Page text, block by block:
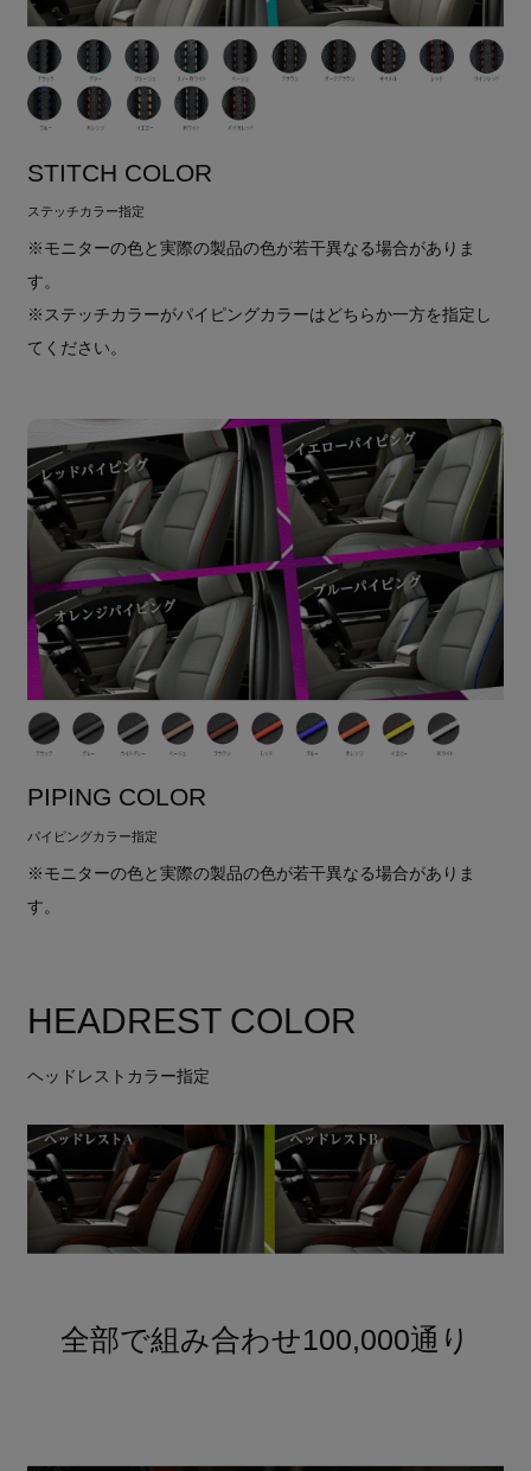
STITCH COLOR
ステッチカラー指定
※モニターの色と実際の製品の色が若干異なる場合がありま
す。
※ステッチカラーがパイピングカラーはどちらか一方を指定し
てください。
PIPING COLOR
パイピングカラー指定
※モニターの色と実際の製品の色が若干異なる場合がありま
す。
HEADREST COLOR
ヘッドレストカラー指定
全部で組み合わせ100,000通り